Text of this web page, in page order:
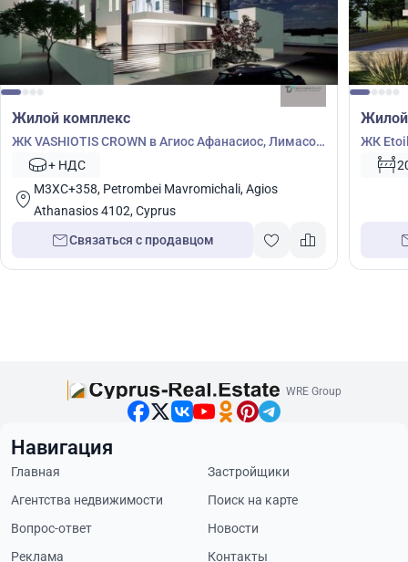
Жилой комплекс
ЖК VASHIOTIS CROWN в Агиос Афанасиос, Лимасол,
Кипр № 8933
+ НДС
M3XC+358, Petrombei Mavromichali, Agios
Athanasios 4102, Cyprus
Связаться с продавцом
ЖК
7062
WRE Group
Навигация
Главная
Застройщики
Агентства недвижимости
Поиск на карте
Вопрос-ответ
Новости
Реклама
Контакты